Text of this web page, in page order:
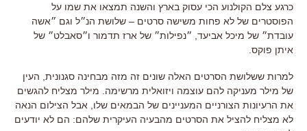
כרגע צלם הקולנוע הכי עסוק בארץ והשנה תמצאו את שמו על
הפוסטרים של לא פחות משישה סרטים – שלושת הנ״ל וגם ״אשה
עובדת״ של מיכל אביעד ״נפילות״ של ארז תדמור ו״סאבלט״ של
איתן פוקס
למרות ששלושת הסרטים האלה שונים זה מזה מבחינה סגנונית העין
של מילר מעניקה להם עוצמה ויזואלית מרשימה
מילר מצליח להגשים
את הרעיונות הצורניים המעניינים של הבמאים שלו
אבל הצילום הנאה
לא מצליח להציל את הסרטים מהבעיה העיקרית שלהם: הם לא יודעים